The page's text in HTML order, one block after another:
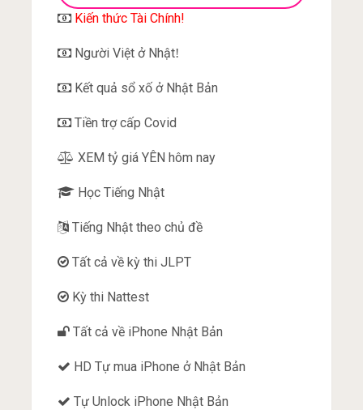
Kiến thức Tài Chính!
Người Việt ở Nhật!
Kết quả sổ xố ở Nhật Bản
Tiền trợ cấp Covid
XEM tỷ giá YÊN hôm nay
Học Tiếng Nhật
Tiếng Nhật theo chủ đề
Tất cả về kỳ thi JLPT
Kỳ thi Nattest
Tất cả về iPhone Nhật Bản
HD Tự mua iPhone ở Nhật Bản
Tự Unlock iPhone Nhật Bản